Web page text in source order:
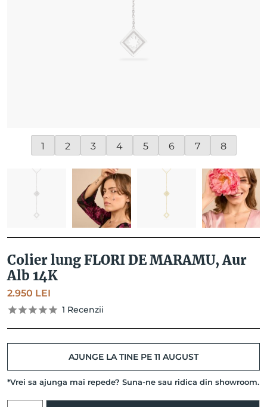
1 2 3 4 5 6 7 8
Colier lung FLORI DE MARAMU, Aur
Alb 14K
2.950 LEI
1 Recenzii
AJUNGE LA TINE PE 11 AUGUST
*Vrei sa ajunga mai repede? Suna-ne sau ridica din showroom.